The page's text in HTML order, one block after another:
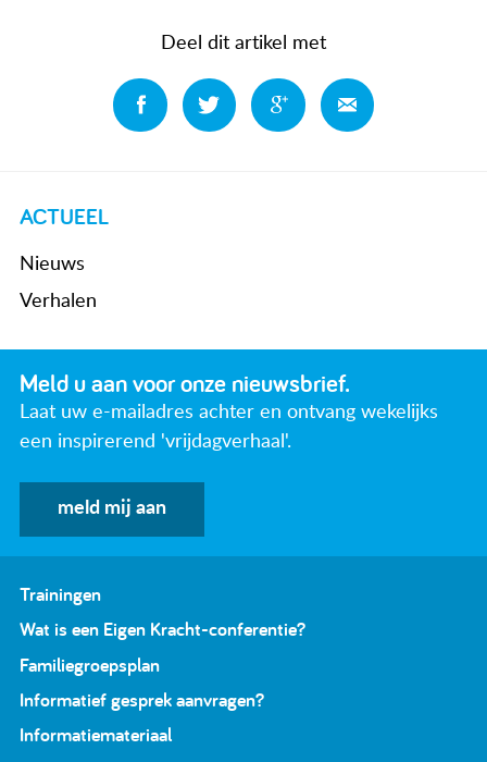
ACTUEEL
Nieuws
Verhalen
Deel dit artikel met
Deel Deel Deel
Meld u aan voor onze nieuwsbrief.
Laat uw e-mailadres achter en ontvang wekelijks
een inspirerend 'vrijdagverhaal'.
meld mij aan
Trainingen
Wat is een Eigen Kracht-conferentie?
Familiegroepsplan
Informatief gesprek aanvragen?
Informatiemateriaal